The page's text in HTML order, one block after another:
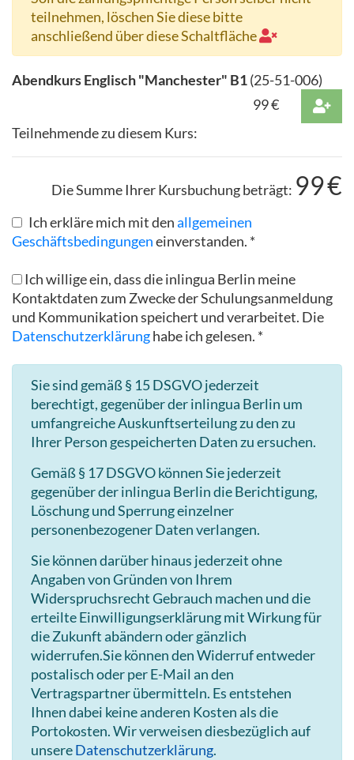
teilnehmen, löschen Sie diese bitte
anschließend über diese Schaltfläche
Abendkurs Englisch "Manchester" B1(25-51-006)
99€
Teilnehmende zu diesem Kurs:
Die Summe Ihrer Kursbuchung beträgt: 99€
Ich erkläre mich mit denallgemeinen
Geschäftsbedingungeneinverstanden. *
Ich willige ein, dass die inlingua Berlin meine
Kontaktdaten zum Zwecke der Schulungsanmeldung
und Kommunikation speichert und verarbeitet. Die
Datenschutzerklärunghabe ich gelesen. *
Sie sind gemäß § 15 DSGVO jederzeit
berechtigt, gegenüber der inlingua Berlin um
umfangreiche Auskunftserteilung zu den zu
Ihrer Person gespeicherten Daten zu ersuchen.
Gemäß § 17 DSGVO können Sie jederzeit
gegenüber der inlingua Berlin die Berichtigung,
Löschung und Sperrung einzelner
personenbezogener Daten verlangen.
Sie können darüber hinaus jederzeit ohne
Angaben von Gründen von Ihrem
Widerspruchsrecht Gebrauch machen und die
erteilte Einwilligungserklärung mit Wirkung für
die Zukunft abändern oder gänzlich
widerrufen.Sie können den Widerruf entweder
postalisch oder per E-Mail an den
Vertragspartner übermitteln. Es entstehen
Ihnen dabei keine anderen Kosten als die
Portokosten. Wir verweisen diesbezüglich auf
unsereDatenschutzerklärung.